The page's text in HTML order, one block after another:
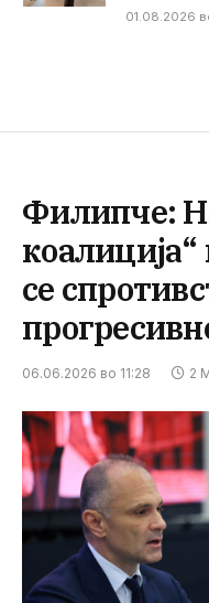
01.08.2026
Филипче:
се
06.06.2026 во 11:28 2